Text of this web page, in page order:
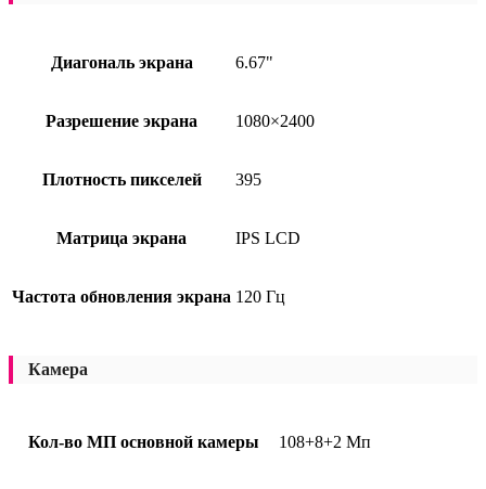
Диагональ экрана 6.67"
Разрешение экрана 1080×2400
Плотность пикселей 395
Матрица экрана IPS LCD
Частота обновления экрана 120 Гц
Камера
Кол-во МП основной камеры 108+8+2 Мп